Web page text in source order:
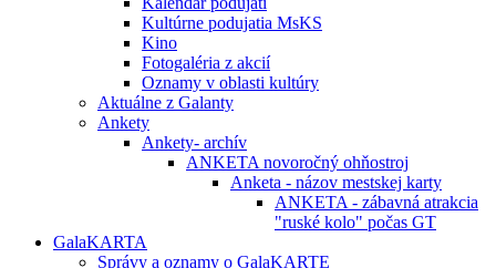
Kultúrne podujatia MsKS
Kino
Fotogaléria z akcií
Oznamy v oblasti kultúry
Aktuálne z Galanty
Ankety
Ankety- archív
ANKETA novoročný ohňostroj
Anketa - názov mestskej karty
ANKETA - zábavná atrakcia
"ruské kolo" počas GT
GalaKARTA
Správy a oznamy o GalaKARTE